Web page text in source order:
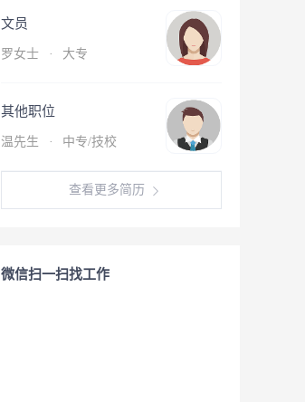
文员
罗女士 · 大专
其他职位
温先生 · 中专/技校
查看更多简历
微信扫一扫找工作